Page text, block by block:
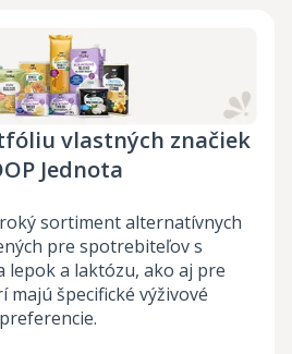
vlastných značiek
Jednota
sortiment alternatívnych
pre spotrebiteľov s
lepok a laktózu, ako aj pre
majú špecifické výživové
preferencie.